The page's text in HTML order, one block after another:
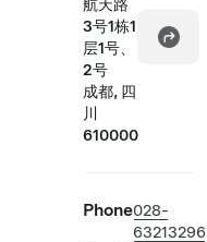
航天路
3号1栋1
层1号、
2号
成都, 四
川
610000
Phone028-
63213296